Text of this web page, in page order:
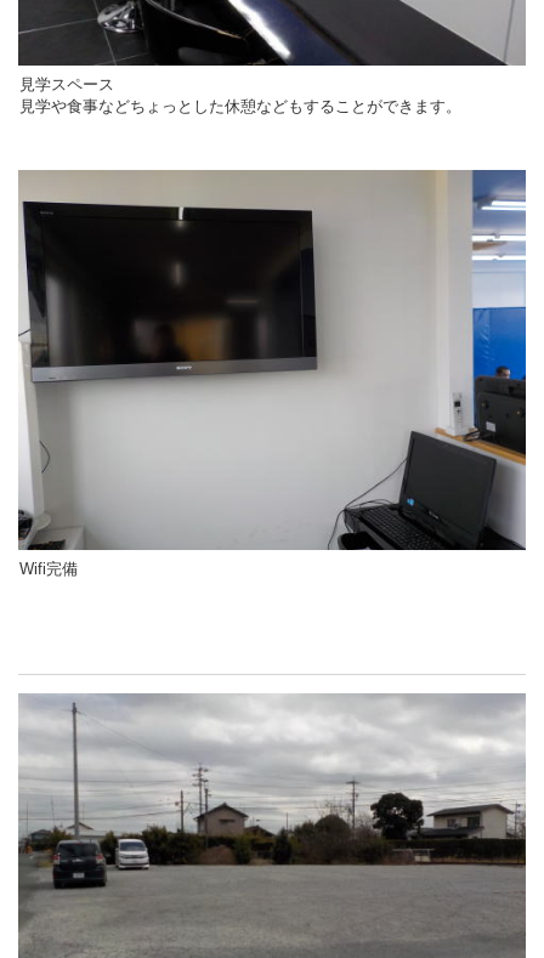
見学スペース
見学や食事などちょっとした休憩などもすることができます。
Wifi完備